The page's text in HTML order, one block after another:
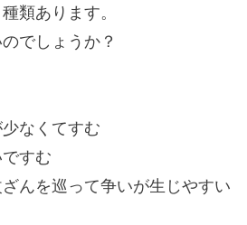
類あります。
でしょうか？
なくてすむ
すむ
んを巡って争いが生じやすい